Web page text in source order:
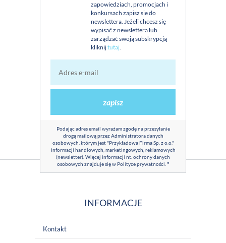
zapowiedziach, promocjach i
konkursach zapisz sie do
newslettera. Jeżeli chcesz się
wypisać z newslettera lub
zarządzać swoją subskrypcją
kliknijtutaj.
zapisz
Podając adres email wyrażam zgodę na przesyłanie
drogą mailową przez Administratora danych
osobowych, którym jest "Przykładowa Firma Sp. z o.o."
informacji handlowych, marketingowych, reklamowych
(newsletter). Więcej informacji nt. ochrony danych
osobowych znajduje się w Polityce prywatności *
INFORMACJE
Kontakt